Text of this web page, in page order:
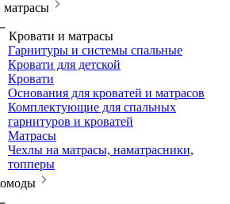
матрасы
Кровати и матрасы
Гарнитуры и системы спальные
Кровати для детской
Кровати
Основания для кроватей и матрасов
Комплектующие для спальных
гарнитуров и кроватей
Матрасы
Чехлы на матрасы, наматрасники,
топперы